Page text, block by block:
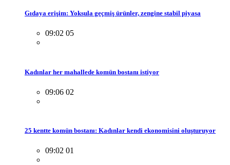
Gıdaya erişim: Yoksula geçmiş ürünler, zengine stabil piyasa
09:02 05
Kadınlar her mahallede komün bostanı istiyor
09:06 02
25 kentte komün bostanı: Kadınlar kendi ekonomisini oluşturuyor
09:02 01